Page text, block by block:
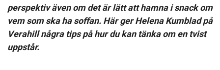
perspektiv även om det är lätt att hamna i snack om
vem som ska ha soffan. Här ger Helena Kumblad på
Verahill några tips på hur du kan tänka om en tvist
uppstår.